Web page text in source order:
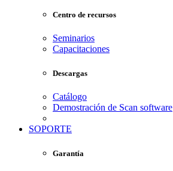
Centro de recursos
Seminarios
Capacitaciones
Descargas
Catálogo
Demostración de Scan software
SOPORTE
Garantía